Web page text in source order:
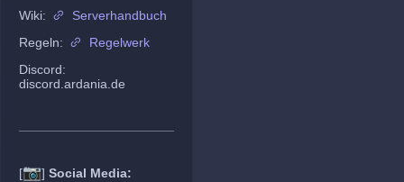
Wiki:
Serverhandbuch
Regeln:
Regelwerk
Discord:
discord.ardania.de
[📷] Social Media: